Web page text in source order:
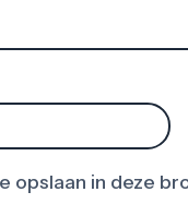
opslaan in deze